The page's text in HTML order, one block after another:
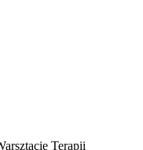
Terapii